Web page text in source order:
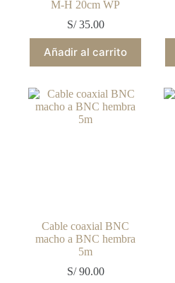
M-H 20cm WP
S/35.00
Añadir al carrito
Cable coaxial BNC
macho a BNC hembra
5m
S/90.00